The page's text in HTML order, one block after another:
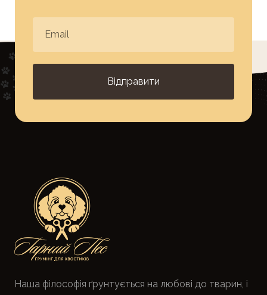
Відправити
Наша філософія ґрунтується на любові до тварин, і